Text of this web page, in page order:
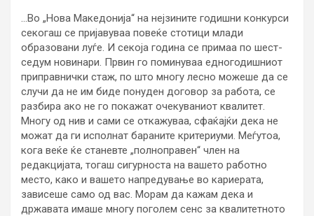
…Во „Нова Македонија“ на нејзините годишни конкурси
секогаш се пријавуваа повеќе стотици млади
образовани луѓе. И секоја година се примаа по шест-
седум новинари. Првин го поминуваа едногодишниот
приправнички стаж, по што многу лесно можеше да се
случи да не им биде понуден договор за работа, се
разбира ако не го покажат очекуваниот квалитет.
Многу од нив и сами се откажуваа, сфаќајќи дека не
можат да ги исполнат бараните критериуми. Меѓутоа,
кога веќе ќе станевте „полноправен“ член на
редакцијата, тогаш сигурноста на вашето работно
место, како и вашето напредување во кариерата,
зависеше само од вас. Морам да кажам дека и
државата имаше многу поголем сенс за квалитетното